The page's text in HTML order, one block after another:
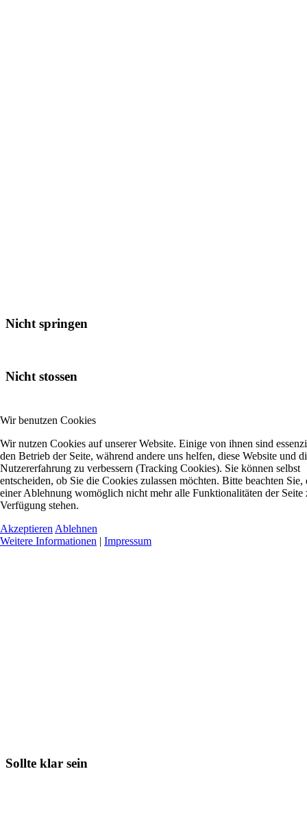
Nicht springen
Nicht stossen
Sollte klar sein
Wir benutzen Cookies
Wir nutzen Cookies auf unserer Website. Einige von ihnen sind
den Betrieb der Seite, während andere uns helfen, diese Website und
Nutzererfahrung zu verbessern (Tracking Cookies). Sie können selbst
entscheiden, ob Sie die Cookies zulassen möchten. Bitte beachten Sie,
einer Ablehnung womöglich nicht mehr alle Funktionalitäten der Seite
Verfügung stehen.
Akzeptieren Ablehnen
Weitere Informationen | Impressum